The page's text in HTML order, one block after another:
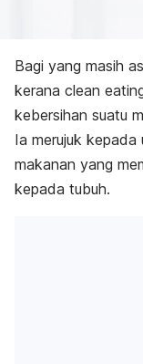
Bagi yang masih
kerana clean
kebersihan suatu
Ia merujuk
makanan yang
kepada tubuh.